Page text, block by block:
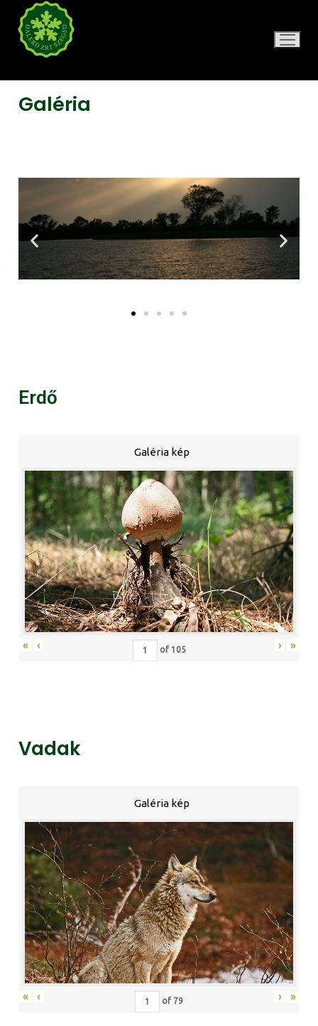
Galéria
Erdő
Galéria kép
« ‹ of 105 › »
Vadak
Galéria kép
« ‹ of 79 › »